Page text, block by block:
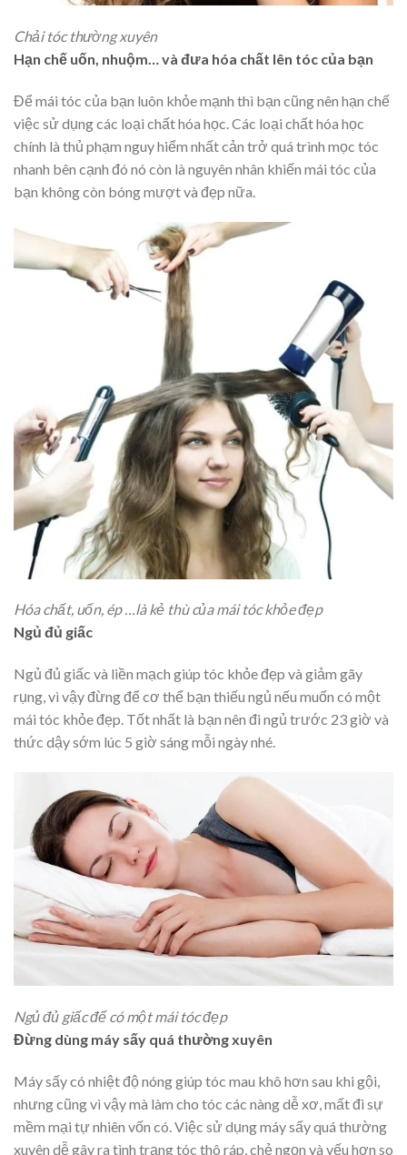
Chải tóc thường xuyên
Hạn chế uốn, nhuộm… và đưa hóa chất lên tóc của bạn
Để mái tóc của bạn luôn khỏe mạnh thì bạn cũng nên hạn chế
việc sử dụng các loại chất hóa học. Các loại chất hóa học
chính là thủ phạm nguy hiểm nhất cản trở quá trình mọc tóc
nhanh bên cạnh đó nó còn là nguyên nhân khiến mái tóc của
bạn không còn bóng mượt và đẹp nữa.
Hóa chất, uốn, ép …là kẻ thù của mái tóc khỏe đẹp
Ngủ đủ giấc
Ngủ đủ giấc và liền mạch giúp tóc khỏe đẹp và giảm gãy
rụng, vì vậy đừng để cơ thể bạn thiếu ngủ nếu muốn có một
mái tóc khỏe đẹp. Tốt nhất là bạn nên đi ngủ trước 23 giờ và
thức dậy sớm lúc 5 giờ sáng mỗi ngày nhé.
Ngủ đủ giấc để có một mái tóc đẹp
Đừng dùng máy sấy quá thường xuyên
Máy sấy có nhiệt độ nóng giúp tóc mau khô hơn sau khi gội,
nhưng cũng vì vậy mà làm cho tóc các nàng dễ xơ, mất đi sự
mềm mại tự nhiên vốn có. Việc sử dụng máy sấy quá thường
xuyên dễ gây ra tình trạng tóc thô ráp, chẻ ngọn và yếu hơn so